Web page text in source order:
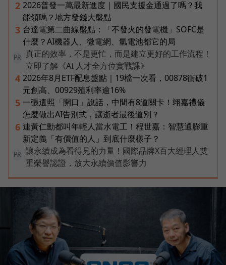
2 2026普發一萬最新進度｜國民支援金通過了嗎？我
能領嗎？地方發錢大盤點
3 台達電第二曲線盤點：「不發火的發電機」SOFC是
什麼？AI機器人、微電網、氫電池都它的局
PR
真正的效率，不是更忙，而是建立更好的工作流程！
立即了解《AI 人才全方位實戰課》
4 2026年8月ETF配息盤點｜19檔一次看，00878衝破1
元創高、00929殖利率逾16%
5 一張遺照「開口」說話，中間有8道關卡！翊嘉禮儀
怎麼做出AI告別式，讓逝者最後道別？
6 連黃仁勳都叫年輕人當水電工！程世嘉：智慧通膨重
新定義「有價值的人」到底什麼樣子？
PR
讓永續成為看得見的力量！國際品牌X百大經理人雙
重榮譽認證，放大永續價值影響力